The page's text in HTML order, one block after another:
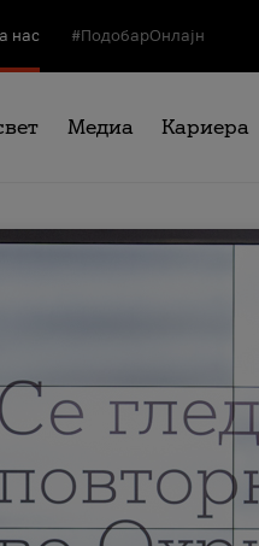
нас #ПодобарОнлајн
Медиа Кариера